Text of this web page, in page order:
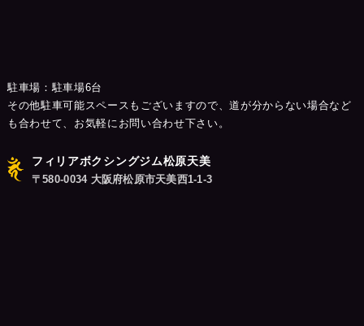
駐車場：駐車場6台
その他駐車可能スペースもございますので、道が分からない場合など
も合わせて、お気軽にお問い合わせ下さい。
フィリアボクシングジム松原天美
〒580-0034 大阪府松原市天美西1-1-3